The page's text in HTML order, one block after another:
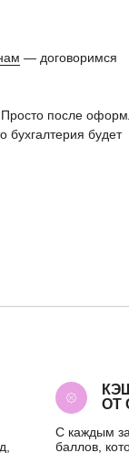
— договоримся
после
будет
ОТ
С каждым
баллов,